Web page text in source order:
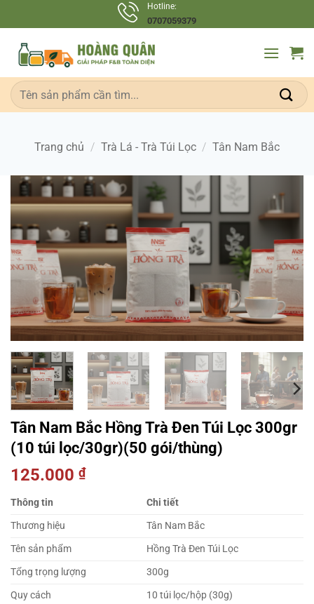
qua
dung
Hotline:
0707059379
Tìm
kiếm:
Trang chủ / Trà Lá - Trà Túi Lọc / Tân Nam Bắc
Tân Nam Bắc Hồng Trà Đen Túi Lọc 300gr
(10 túi lọc/30gr)(50 gói/thùng)
125.000 ₫
Thông tin
Chi tiết
Thương hiệu
Tân Nam Bắc
Tên sản phẩm
Hồng Trà Đen Túi Lọc
Tổng trọng lượng
300g
Quy cách
10 túi lọc/hộp (30g)